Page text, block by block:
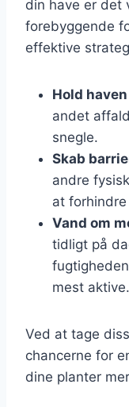
din have er det
forebyggende
effektive
Hold
andet
snegle.
Skab
andre
at
Vand om
tidligt på
mest aktive.
Ved at tage
chancerne for
dine planter